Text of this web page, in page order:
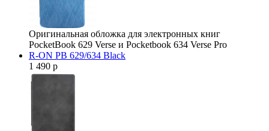
Оригинальная обложка для электронных книг
PocketBook 629 Verse и Pocketbook 634 Verse Pro
R-ON PB 629/634 Black
1 490 р